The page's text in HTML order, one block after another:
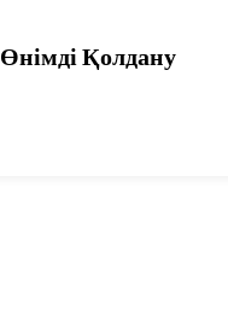
Өнімді Қолдану